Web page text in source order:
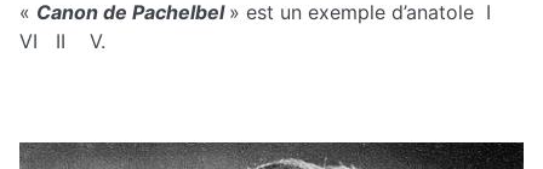
« Canon de Pachelbel » est un exemple d’anatole I
VI II V.